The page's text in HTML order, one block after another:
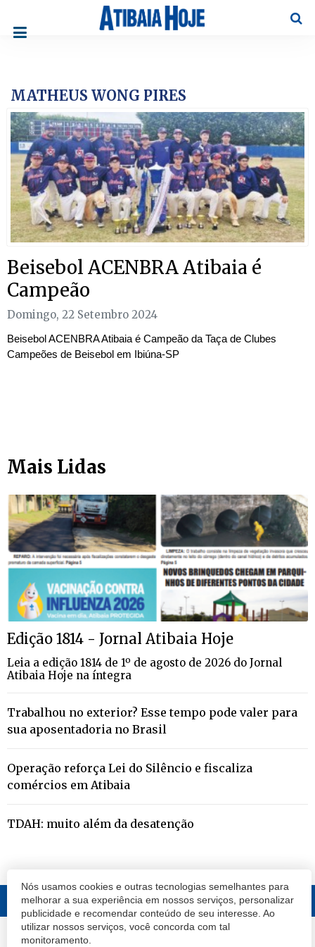
Nós usamos cookies e outras tecnologias semelhantes para
melhorar a sua experiência em nossos serviços, personalizar
publicidade e recomendar conteúdo de seu interesse. Ao
utilizar nossos serviços, você concorda com tal
monitoramento.
MATHEUS WONG PIRES
Beisebol ACENBRA Atibaia é
Campeão
Domingo, 22 Setembro 2024
Beisebol ACENBRA Atibaia é Campeão da Taça de Clubes
Campeões de Beisebol em Ibiúna-SP
Mais Lidas
Edição 1814 - Jornal Atibaia Hoje
Leia a edição 1814 de 1º de agosto de 2026 do Jornal
Atibaia Hoje na íntegra
Trabalhou no exterior? Esse tempo pode valer para
sua aposentadoria no Brasil
Operação reforça Lei do Silêncio e fiscaliza
comércios em Atibaia
TDAH: muito além da desatenção
© 2020 Atibaia Hoje.